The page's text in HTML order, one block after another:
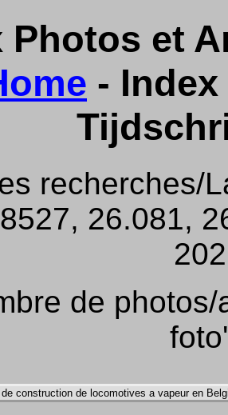
Photos et
-
recherches/
26.081,
de